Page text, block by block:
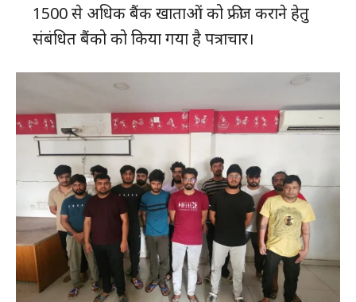
1500 से अधिक बैंक खाताओं को फ्रीज कराने हेतु
संबंधित बैंको को किया गया है पत्राचार।